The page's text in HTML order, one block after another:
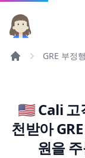
GRE 부정
🇺🇸 Cali 고
천받아
원을